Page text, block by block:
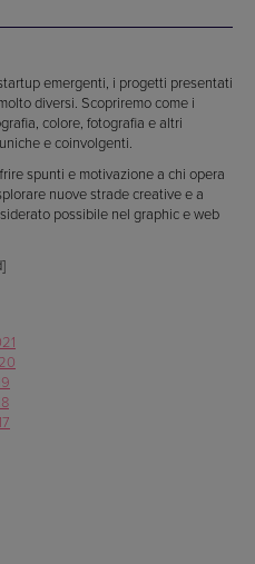
emergenti, i progetti presentati
diversi. Scopriremo come i
colore, fotografia e altri
e coinvolgenti.
spunti e motivazione a chi opera
nuove strade creative e a
possibile nel graphic e web